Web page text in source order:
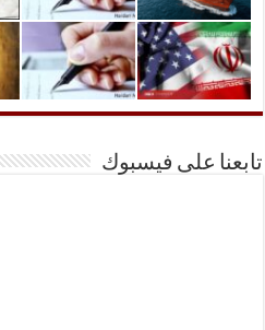
تابعنا على فيسبوك